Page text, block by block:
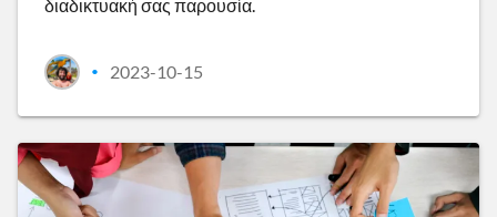
διαδικτυακή σας παρουσία.
• 2023-10-15